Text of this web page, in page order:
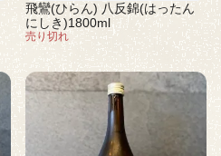
飛鸞(ひらん) 八反錦(はったん
にしき)1800ml
売り切れ